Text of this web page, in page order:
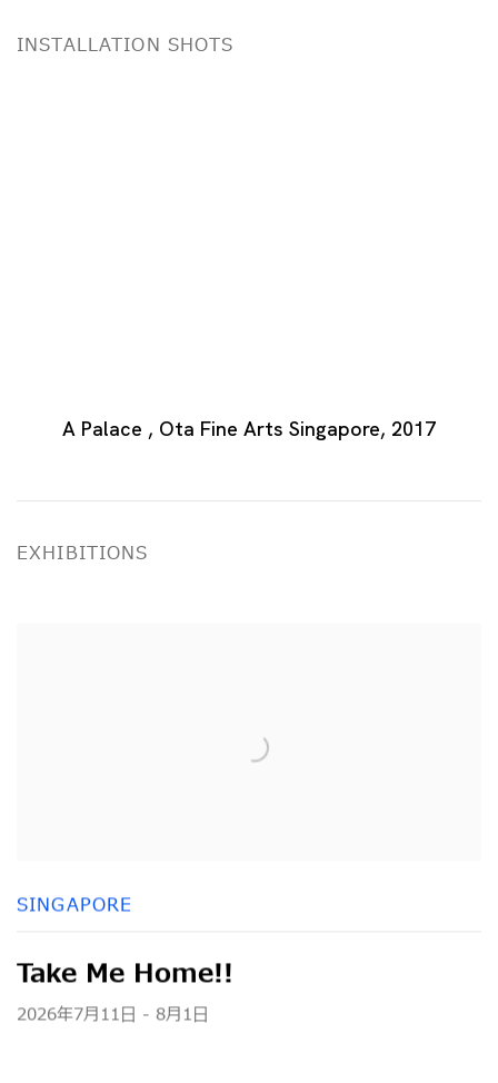
INSTALLATION SHOTS
A Palace , Ota Fine Arts Singapore, 2017
EXHIBITIONS
Take Me Home!!
2026年7月11日 - 8月1日
SINGAPORE